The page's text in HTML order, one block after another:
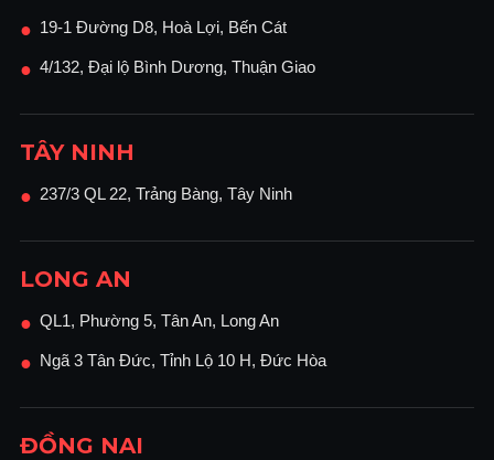
● 19-1 Đường D8, Hoà Lợi, Bến Cát
● 4/132, Đại lộ Bình Dương, Thuận Giao
TÂY NINH
● 237/3 QL 22, Trảng Bàng, Tây Ninh
LONG AN
● QL1, Phường 5, Tân An, Long An
● Ngã 3 Tân Đức, Tỉnh Lộ 10 H, Đức Hòa
ĐỒNG NAI